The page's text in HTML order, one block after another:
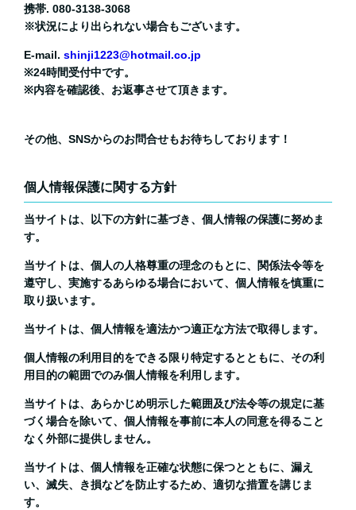
携帯. 080-3138-3068
※状況により出られない場合もございます。
E-mail. shinji1223@hotmail.co.jp
※24時間受付中です。
※内容を確認後、お返事させて頂きます。
その他、SNSからのお問合せもお待ちしております！
個人情報保護に関する方針
当サイトは、以下の方針に基づき、個人情報の保護に努めま
す。
当サイトは、個人の人格尊重の理念のもとに、関係法令等を
遵守し、実施するあらゆる場合において、個人情報を慎重に
取り扱います。
当サイトは、個人情報を適法かつ適正な方法で取得します。
個人情報の利用目的をできる限り特定するとともに、その利
用目的の範囲でのみ個人情報を利用します。
当サイトは、あらかじめ明示した範囲及び法令等の規定に基
づく場合を除いて、個人情報を事前に本人の同意を得ること
なく外部に提供しません。
当サイトは、個人情報を正確な状態に保つとともに、漏え
い、滅失、き損などを防止するため、適切な措置を講じま
す。